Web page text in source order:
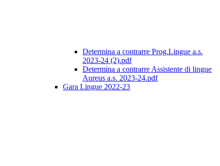
Determina a contrarre Prog.Lingue a.s.
2023-24 (2).pdf
Determina a contrarre Assistente di lingue
Aureus a.s. 2023-24.pdf
Gara Lingue 2022-23